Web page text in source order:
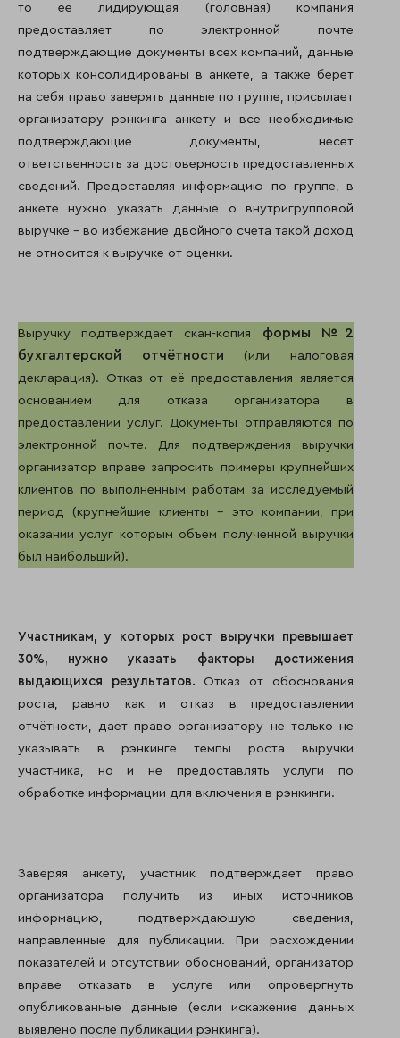
то ее лидирующая (головная) компания
предоставляет по электронной почте
подтверждающие документы всех компаний, данные
которых консолидированы в анкете, а также берет
на себя право заверять данные по группе, присылает
организатору рэнкинга анкету и все необходимые
подтверждающие документы, несет
ответственность за достоверность предоставленных
сведений. Предоставляя информацию по группе, в
анкете нужно указать данные о внутригрупповой
выручке – во избежание двойного счета такой доход
не относится к выручке от оценки.
Выручку подтверждает скан-копия формы №2
бухгалтерской отчётности (или налоговая
декларация). Отказ от её предоставления является
основанием для отказа организатора в
предоставлении услуг. Документы отправляются по
электронной почте. Для подтверждения выручки
организатор вправе запросить примеры крупнейших
клиентов по выполненным работам за исследуемый
период (крупнейшие клиенты – это компании, при
оказании услуг которым объем полученной выручки
был наибольший).
Участникам, у которых рост выручки превышает
30%, нужно указать факторы достижения
выдающихся результатов. Отказ от обоснования
роста, равно как и отказ в предоставлении
отчётности, дает право организатору не только не
указывать в рэнкинге темпы роста выручки
участника, но и не предоставлять услуги по
обработке информации для включения в рэнкинги.
Заверяя анкету, участник подтверждает право
организатора получить из иных источников
информацию, подтверждающую сведения,
направленные для публикации. При расхождении
показателей и отсутствии обоснований, организатор
вправе отказать в услуге или опровергнуть
опубликованные данные (если искажение данных
выявлено после публикации рэнкинга).